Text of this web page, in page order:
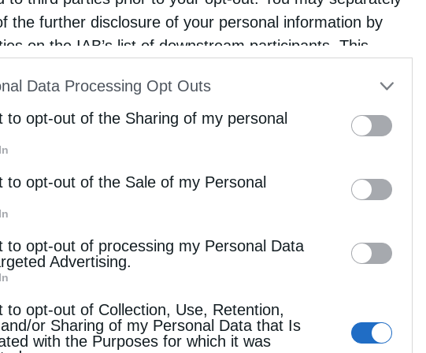
the further disclosure of your personal information by
on the IAB’s list of downstream participants. This
of Downstream Participantsthat may further disclose it to
parties.
Data Processing Opt Outs
to opt-out of the Sharing of my personal
to opt-out of the Sale of my Personal
to opt-out of processing my Personal Data
Advertising.
to opt-out of Collection, Use, Retention,
or Sharing of my Personal Data that Is
with the Purposes for which it was
ενέργειας έκτασης περίπου 21 εκταρίων
εθνικό σύστημα ηλεκτροδότησης
τη διανομή ρεύματος σε όλη τη χώρα
αρχικά μέσω γραμμών διασύνδεσης που θα
υποσταθμό και στη συνέχεια θα κατανέμεται στο εθνικό
θα διαχειρίζεται η PSE.
υποδομής της Πολωνίας, καθώς συνδέει για πρώτη
ηλεκτρικής ενέργειας της χώρας.